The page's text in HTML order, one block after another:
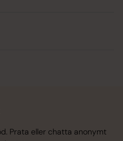
Prata eller chatta anonymt